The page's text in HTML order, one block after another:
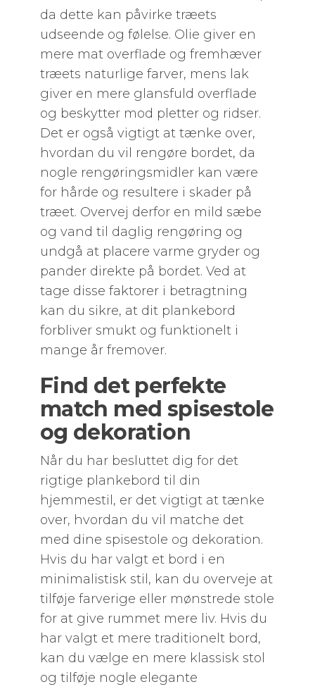
da dette kan påvirke træets
udseende og følelse. Olie giver en
mere mat overflade og fremhæver
træets naturlige farver, mens lak
giver en mere glansfuld overflade
og beskytter mod pletter og ridser.
Det er også vigtigt at tænke over,
hvordan du vil rengøre bordet, da
nogle rengøringsmidler kan være
for hårde og resultere i skader på
træet. Overvej derfor en mild sæbe
og vand til daglig rengøring og
undgå at placere varme gryder og
pander direkte på bordet. Ved at
tage disse faktorer i betragtning
kan du sikre, at dit plankebord
forbliver smukt og funktionelt i
mange år fremover.
Find det perfekte
match med spisestole
og dekoration
Når du har besluttet dig for det
rigtige plankebord til din
hjemmestil, er det vigtigt at tænke
over, hvordan du vil matche det
med dine spisestole og dekoration.
Hvis du har valgt et bord i en
minimalistisk stil, kan du overveje at
tilføje farverige eller mønstrede stole
for at give rummet mere liv. Hvis du
har valgt et mere traditionelt bord,
kan du vælge en mere klassisk stol
og tilføje nogle elegante